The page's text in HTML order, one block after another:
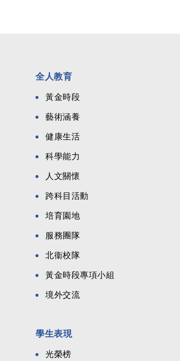
全人教育
黃金時段
藝術涵養
健康生活
科學能力
人文關懷
跨科目活動
培育園地
服務團隊
北衞校隊
黃金時段專項小組
境外交流
學生表現
光榮榜